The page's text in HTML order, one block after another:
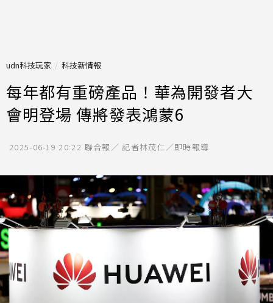
udn科技玩家 科技新情報
每年都有重磅產品！華為開發者大
會明登場 傳將發表鴻蒙6
2025-06-19 20:22 聯合報／ 記者林茂仁／即時報導